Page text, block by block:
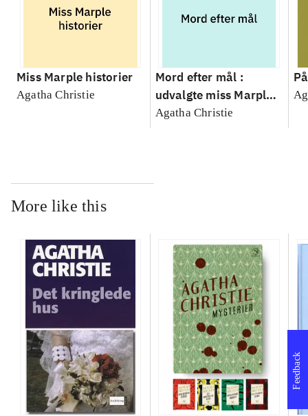
Miss Marple historier
Agatha Christie
Mord efter mål :
udvalgte miss Marple
historier
Agatha Christie
More like this
Feedback